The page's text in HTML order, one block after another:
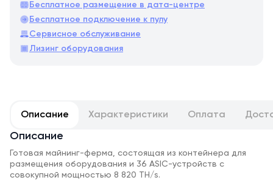
Бесплатное размещение в дата-центре
Бесплатное подключение к пулу
Сервисное обслуживание
Лизинг оборудования
Описание Характеристики Оплата
Описание
Готовая майнинг-ферма, состоящая из контейнера для
размещения оборудования и 36 ASIC-устройств с
совокупной мощностью 8 820 TH/s.